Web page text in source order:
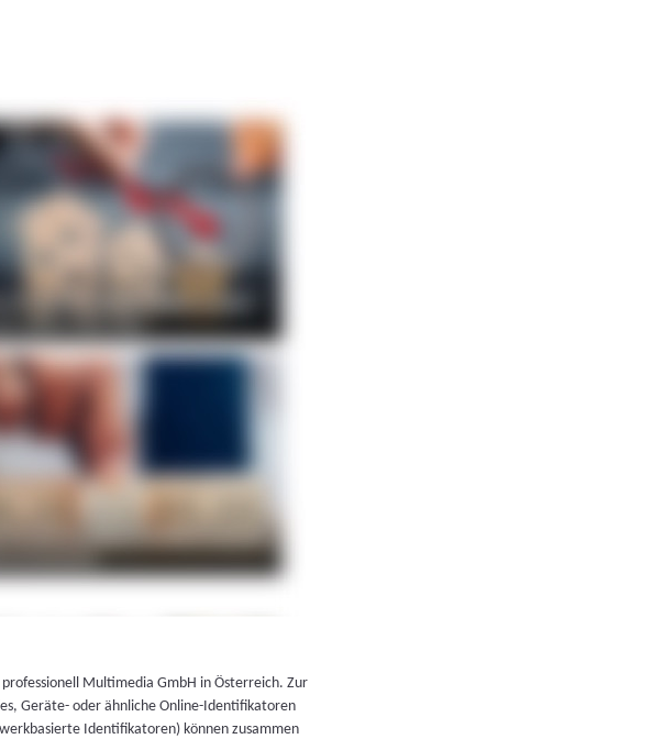
Multimedia GmbH in Österreich. Zur
Geräte- oder ähnliche Online-Identifikatoren
Identifikatoren) können zusammen